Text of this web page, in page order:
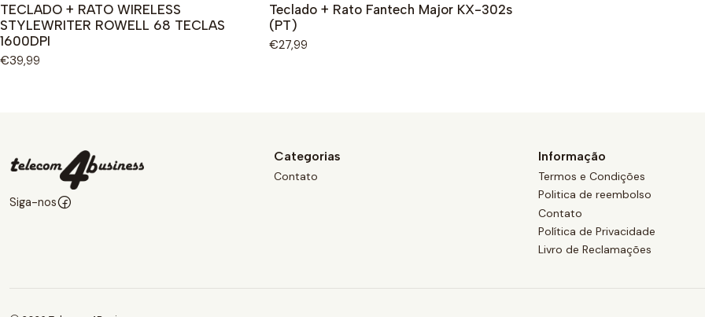
TECLADO + RATO WIRELESS
STYLEWRITER ROWELL 68 TECLAS
1600DPI
€39,99
Teclado + Rato Fantech Major KX-302s
(PT)
€27,99
Siga-nos
Categorias
Contato
Informação
Termos e Condições
Politica de reembolso
Contato
Política de Privacidade
Livro de Reclamações